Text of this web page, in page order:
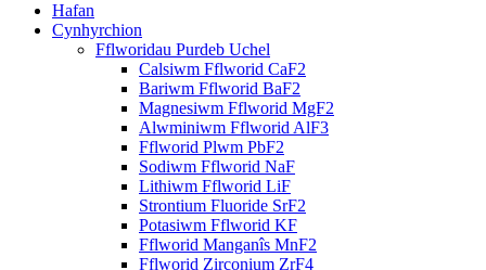
Hafan
Cynhyrchion
Fflworidau Purdeb Uchel
Calsiwm Fflworid CaF2
Bariwm Fflworid BaF2
Magnesiwm Fflworid MgF2
Alwminiwm Fflworid AlF3
Fflworid Plwm PbF2
Sodiwm Fflworid NaF
Lithiwm Fflworid LiF
Strontium Fluoride SrF2
Potasiwm Fflworid KF
Fflworid Manganîs MnF2
Fflworid Zirconium ZrF4